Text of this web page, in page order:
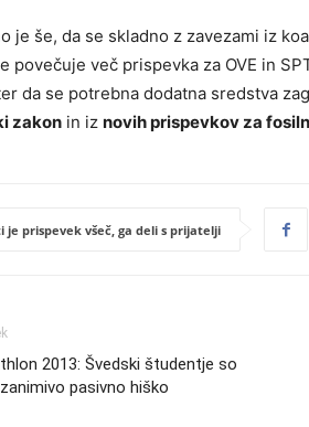
je še, da se skladno z zavezami iz
povečuje več prispevka za OVE in
da se potrebna dodatna sredstva
zakon in iz novih prispevkov za
je prispevek všeč, ga deli s prijatelji
2013: Švedski študentje so
pasivno hiško